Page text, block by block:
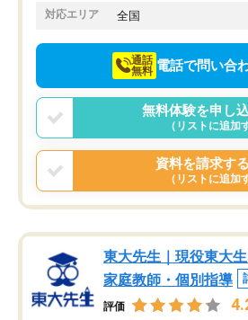
でお願いしました。来年の高校受験に
対応エリア 全国
通話
無料 電話で問い合
無料体験を申し
（リストに追加
資料を請求する
（リストに追加
東大先生｜現役東大
家庭教師・個別指導
評価